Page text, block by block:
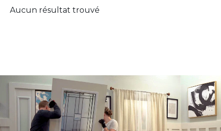
Aucun résultat trouvé